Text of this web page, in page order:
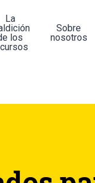
La
los
Sobre
nosotros